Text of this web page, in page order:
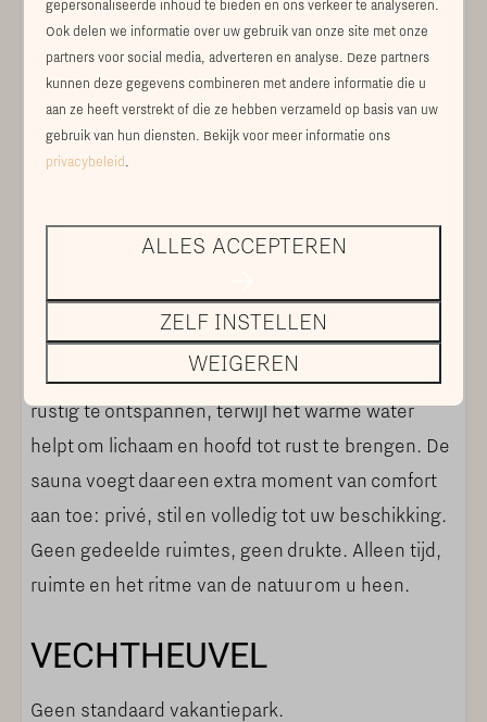
vormt het hart van de omgeving. U wandelt of
fietst vanuit hier direct het Vechtdal in, langs
kronkelende paden, groene oevers en rustige
vergezichten. Hier is niets dat moet en alles dat
mag. Niets aan uw hoofd, alles om u heen.
PRIVATE WELLNESS: RUST,
IN ALLE PRIVACY
In de tuin beschikt u over uw eigen
wellnessfaciliteiten, zorgvuldig geïntegreerd in de
natuurlijke omgeving. De hottub biedt een plek om
rustig te ontspannen, terwijl het warme water
helpt om lichaam en hoofd tot rust te brengen. De
sauna voegt daar een extra moment van comfort
aan toe: privé, stil en volledig tot uw beschikking.
Geen gedeelde ruimtes, geen drukte. Alleen tijd,
ruimte en het ritme van de natuur om u heen.
VECHTHEUVEL
Geen standaard vakantiepark.
gepersonaliseerde inhoud te bieden en ons verkeer te analyseren.
Ook delen we informatie over uw gebruik van onze site met onze
partners voor social media, adverteren en analyse. Deze partners
kunnen deze gegevens combineren met andere informatie die u
aan ze heeft verstrekt of die ze hebben verzameld op basis van uw
gebruik van hun diensten. Bekijk voor meer informatie ons
privacybeleid
ALLES ACCEPTEREN
ZELF INSTELLEN
WEIGEREN